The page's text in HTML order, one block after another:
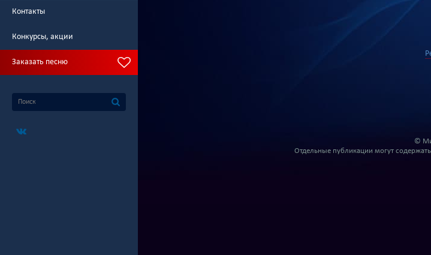
Контакты
Конкурсы, акции
Заказать песню
©
Отдельные публикации могут